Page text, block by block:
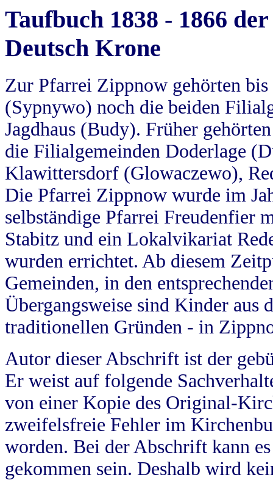
Taufbuch 1838 - 1866
Deutsch Krone
Zur Pfarrei Zippnow gehörten
(Sypnywo) noch die beiden
Jagdhaus (Budy). Früher
die Filialgemeinden Doderlage
Klawittersdorf (Glowaczewo),
Die Pfarrei Zippnow wurde im
selbständige Pfarrei Freudenfier
Stabitz und ein Lokalvikariat
wurden errichtet. Ab diesem
Gemeinden, in den
Übergangsweise sind Kinder aus
traditionellen Gründen - in
Autor dieser Abschrift ist der
Er weist auf folgende
von einer Kopie des Original-
zweifelsfreie Fehler im
worden. Bei der Abschrift kann
gekommen sein. Deshalb wird